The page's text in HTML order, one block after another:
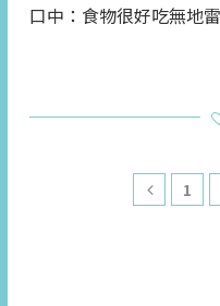
口中：食物很好吃無地
1